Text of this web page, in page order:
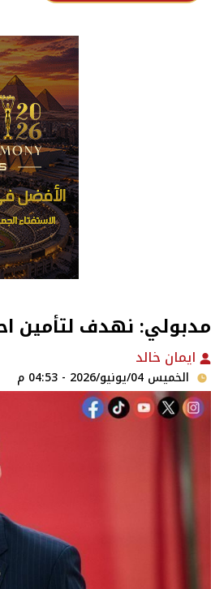
مدبولي: نهدف لتأمين
ايمان خالد
الخميس 04/يونيو/2026 - 04:53 م